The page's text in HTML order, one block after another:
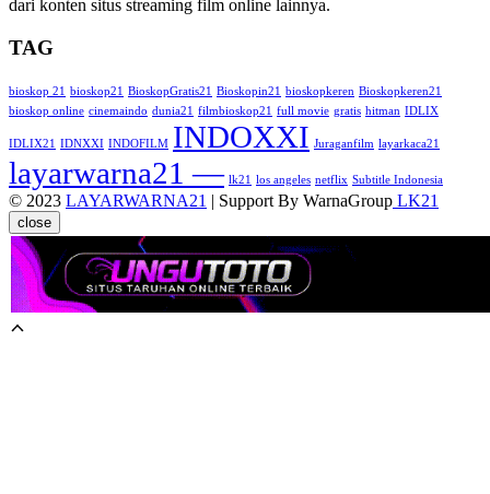
dari konten situs streaming film online lainnya.
TAG
bioskop 21 bioskop21 BioskopGratis21 Bioskopin21 bioskopkeren Bioskopkeren21
bioskop online cinemaindo dunia21 filmbioskop21 full movie gratis hitman IDLIX
IDLIX21 IDNXXI INDOFILM INDOXXI Juraganfilm layarkaca21
layarwarna21 — lk21 los angeles netflix Subtitle Indonesia
© 2023 LAYARWARNA21 | Support By WarnaGroup LK21
close